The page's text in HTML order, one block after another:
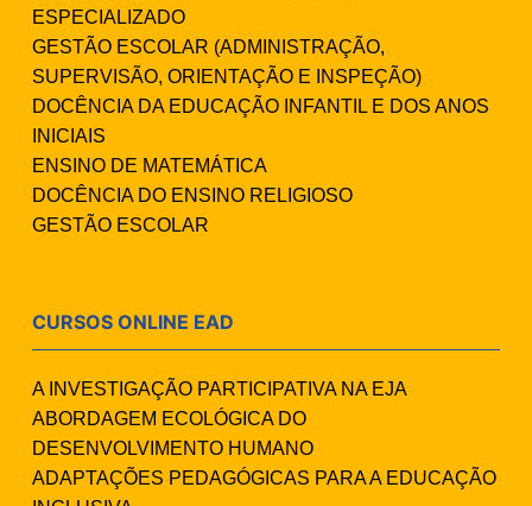
ESPECIALIZADO
GESTÃO ESCOLAR (ADMINISTRAÇÃO,
SUPERVISÃO, ORIENTAÇÃO E INSPEÇÃO)
DOCÊNCIA DA EDUCAÇÃO INFANTIL E DOS ANOS
INICIAIS
ENSINO DE MATEMÁTICA
DOCÊNCIA DO ENSINO RELIGIOSO
GESTÃO ESCOLAR
CURSOS ONLINE EAD
A INVESTIGAÇÃO PARTICIPATIVA NA EJA
ABORDAGEM ECOLÓGICA DO
DESENVOLVIMENTO HUMANO
ADAPTAÇÕES PEDAGÓGICAS PARA A EDUCAÇÃO